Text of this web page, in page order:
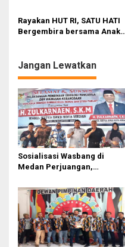
p
o
Area Bagikan 100 Parcel
Sembako untuk Warga
Prasejahtera
Rayakan HUT RI, SATU HATI
Bergembira bersama Anak-
Jangan Lewatkan
Sosialisasi Wasbang di
Medan Perjuangan,
Perjuangkan Ruang Bermain
Anak